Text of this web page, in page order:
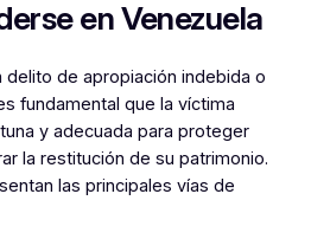
en Venezuela
delito de apropiación indebida o
fundamental que la víctima
y adecuada para proteger
la restitución de su patrimonio.
las principales vías de